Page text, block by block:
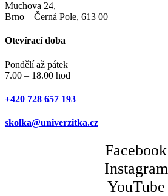
Muchova 24,
Brno – Černá Pole, 613 00
Otevírací doba
Pondělí až pátek
7.00 – 18.00 hod
+420 728 657 193
skolka@univerzitka.cz
Facebook
Instagram
YouTube